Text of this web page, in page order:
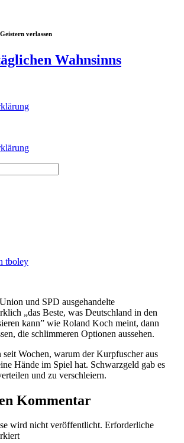
verlassen
Wahnsinns
tboley
und SPD ausgehandelte
„das Beste, was Deutschland in den
kann” wie Roland Koch meint, dann
die schlimmeren Optionen aussehen.
Wochen, warum der Kurpfuscher aus
Hände im Spiel hat. Schwarzgeld gab es
und zu verschleiern.
Kommentar
wird nicht veröffentlicht. Erforderliche